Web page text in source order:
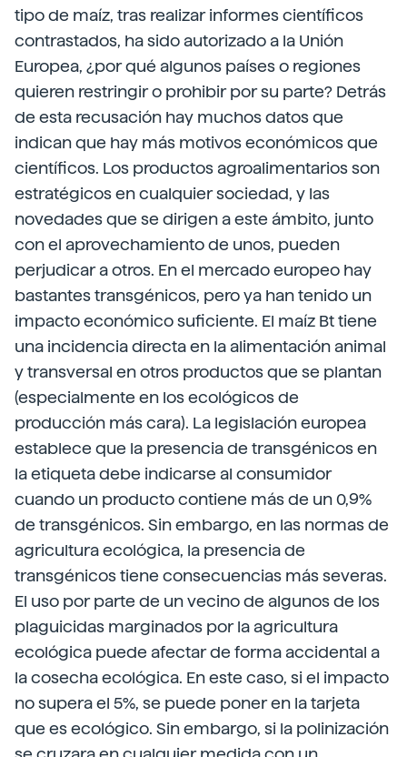
tipo de maíz, tras realizar informes científicos
contrastados, ha sido autorizado a la Unión
Europea, ¿por qué algunos países o regiones
quieren restringir o prohibir por su parte? Detrás
de esta recusación hay muchos datos que
indican que hay más motivos económicos que
científicos. Los productos agroalimentarios son
estratégicos en cualquier sociedad, y las
novedades que se dirigen a este ámbito, junto
con el aprovechamiento de unos, pueden
perjudicar a otros. En el mercado europeo hay
bastantes transgénicos, pero ya han tenido un
impacto económico suficiente. El maíz Bt tiene
una incidencia directa en la alimentación animal
y transversal en otros productos que se plantan
(especialmente en los ecológicos de
producción más cara). La legislación europea
establece que la presencia de transgénicos en
la etiqueta debe indicarse al consumidor
cuando un producto contiene más de un 0,9%
de transgénicos. Sin embargo, en las normas de
agricultura ecológica, la presencia de
transgénicos tiene consecuencias más severas.
El uso por parte de un vecino de algunos de los
plaguicidas marginados por la agricultura
ecológica puede afectar de forma accidental a
la cosecha ecológica. En este caso, si el impacto
no supera el 5%, se puede poner en la tarjeta
que es ecológico. Sin embargo, si la polinización